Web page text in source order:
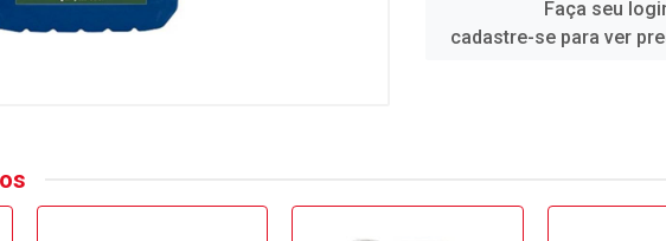
Faça seu
cadastre-se para ver